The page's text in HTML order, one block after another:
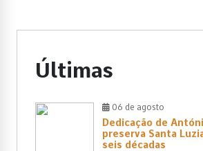
Últimas
06 de agosto
Dedicação de
preserva Santa
seis décadas